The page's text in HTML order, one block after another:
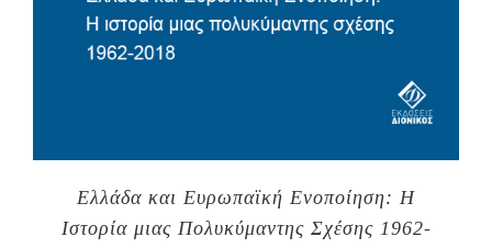
Ελλάδα και Ευρωπαϊκή Ενοποίηση: Η
Ιστορία μιας Πολυκύμαντης Σχέσης 1962-